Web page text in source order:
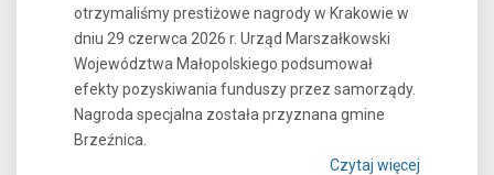
otrzymaliśmy prestiżowe nagrody w Krakowie w
dniu 29 czerwca 2026 r. Urząd Marszałkowski
Województwa Małopolskiego podsumował
efekty pozyskiwania funduszy przez samorządy.
Nagroda specjalna została przyznana gmine
Brzeźnica.
Czytaj więcej